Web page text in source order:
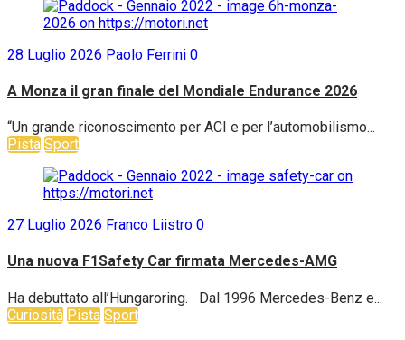
28 Luglio 2026 Paolo Ferrini 0
A Monza il gran finale del Mondiale Endurance 2026
“Un grande riconoscimento per ACI e per l’automobilismo...
Pista Sport
27 Luglio 2026 Franco Liistro 0
Una nuova F1Safety Car firmata Mercedes-AMG
Ha debuttato all’Hungaroring. Dal 1996 Mercedes-Benz e...
Curiosità Pista Sport